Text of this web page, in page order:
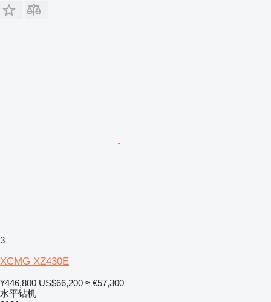
3
XCMG XZ430E
¥446,800 US$66,200 ≈ €57,300
水平钻机